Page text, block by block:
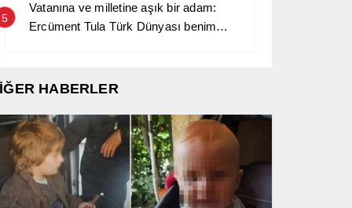
5
Vatanına ve milletine aşık bir adam:
Ercüment Tula Türk Dünyası benim
HABERLER